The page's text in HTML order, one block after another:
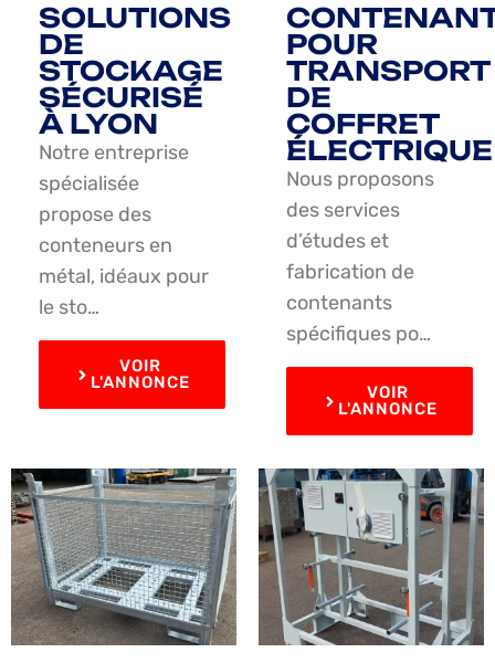
SOLUTIONS
DE
STOCKAGE
SÉCURISÉ
À LYON
Notre entreprise
spécialisée
propose des
conteneurs en
métal, idéaux pour
le sto…
VOIR
L'ANNONCE
POUR
TRANSPORT
DE
COFFRET
ÉLECTRIQUE
Nous proposons
des services
d’études et
fabrication de
contenants
spécifiques po…
VOIR
L'ANNONCE